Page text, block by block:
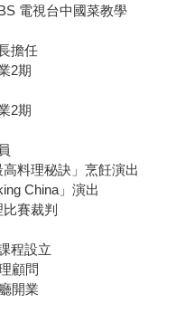
電視台中國菜教學
擔任
2期
2期
料理秘訣」烹飪演出
China」演出
賽裁判
程設立
顧問
開業